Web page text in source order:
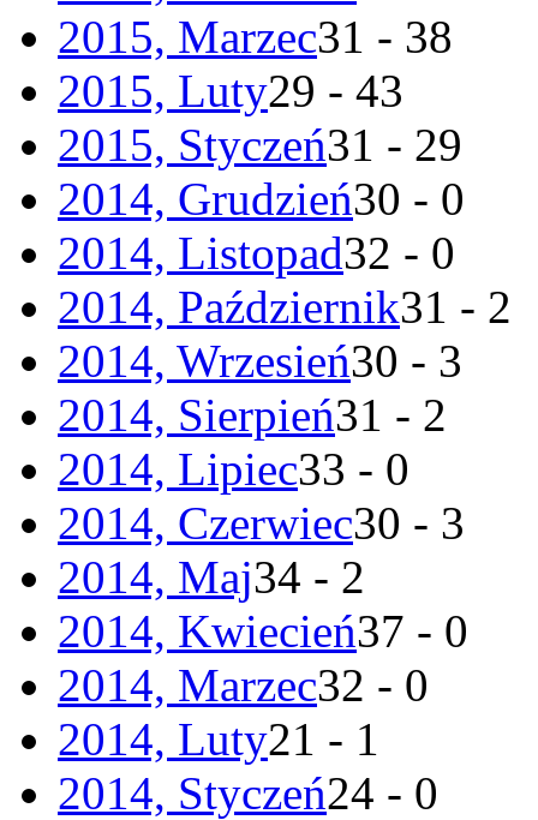
2015, Marzec31 - 38
2015, Luty29 - 43
2015, Styczeń31 - 29
2014, Grudzień30 - 0
2014, Listopad32 - 0
2014, Październik31 - 2
2014, Wrzesień30 - 3
2014, Sierpień31 - 2
2014, Lipiec33 - 0
2014, Czerwiec30 - 3
2014, Maj34 - 2
2014, Kwiecień37 - 0
2014, Marzec32 - 0
2014, Luty21 - 1
2014, Styczeń24 - 0